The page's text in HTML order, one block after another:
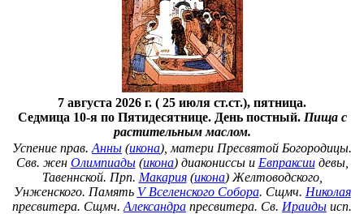
7 августа 2026 г. ( 25 июля ст.ст.), пятница.
Седмица 10-я по Пятидесятнице. День постный. Пища с
растительным маслом.
Успение прав. Анны (икона), матери Пресвятой Богородицы.
Свв. жен Олимпиады(икона) диакониссы и Евпраксиидевы,
Тавеннской. Прп. Макария(икона) Желтоводского,
Унженского. Память V Вселенского Собора. Сщмч. Николая
пресвитера. Сщмч. Александра пресвитера. Св. Ираиды исп.